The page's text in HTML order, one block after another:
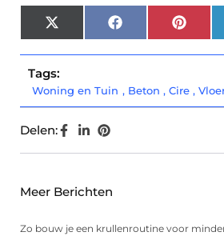
X
(Twitter)
Facebook
Tags:
Woning en Tuin , Beton , Cire ,
Delen:
Meer Berichten
Zo bouw je een krullenroutine voor